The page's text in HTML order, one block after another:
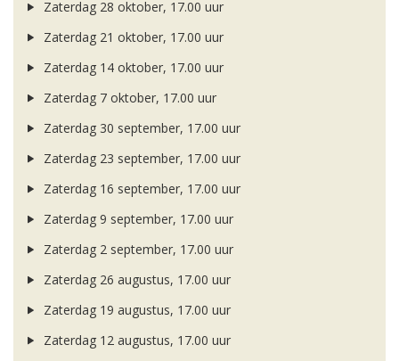
Zaterdag 28 oktober, 17.00 uur
Zaterdag 21 oktober, 17.00 uur
Zaterdag 14 oktober, 17.00 uur
Zaterdag 7 oktober, 17.00 uur
Zaterdag 30 september, 17.00 uur
Zaterdag 23 september, 17.00 uur
Zaterdag 16 september, 17.00 uur
Zaterdag 9 september, 17.00 uur
Zaterdag 2 september, 17.00 uur
Zaterdag 26 augustus, 17.00 uur
Zaterdag 19 augustus, 17.00 uur
Zaterdag 12 augustus, 17.00 uur